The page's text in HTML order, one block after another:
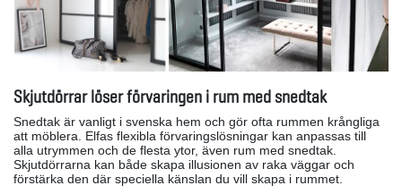
Skjutdörrar löser förvaringen i rum med snedtak
Snedtak är vanligt i svenska hem och gör ofta rummen krångliga
att möblera. Elfas flexibla förvaringslösningar kan anpassas till
alla utrymmen och de flesta ytor, även rum med snedtak.
Skjutdörrarna kan både skapa illusionen av raka väggar och
förstärka den där speciella känslan du vill skapa i rummet.